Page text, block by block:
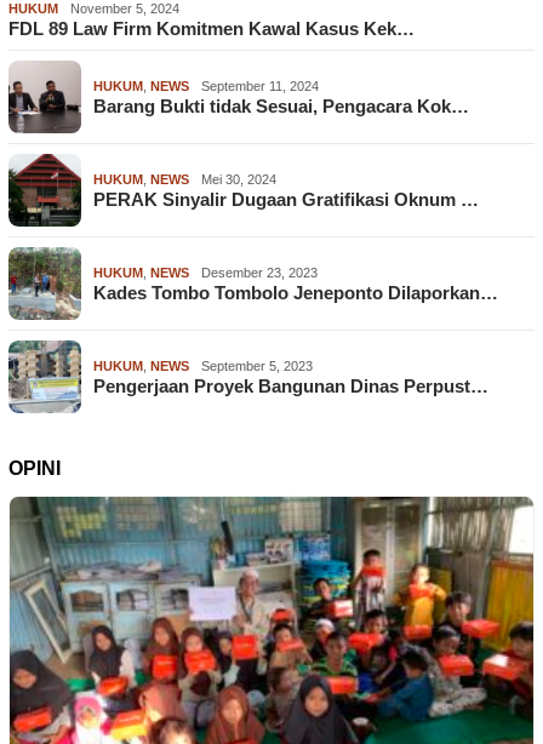
HUKUM November 5, 2024
FDL 89 Law Firm Komitmen Kawal Kasus Kek…
HUKUM NEWS September 11, 2024
Barang Bukti tidak Sesuai, Pengacara Kok…
HUKUM NEWS Mei 30, 2024
PERAK Sinyalir Dugaan Gratifikasi Oknum …
HUKUM NEWS Desember 23, 2023
Kades Tombo Tombolo Jeneponto Dilaporkan…
HUKUM NEWS September 5, 2023
Pengerjaan Proyek Bangunan Dinas Perpust…
OPINI